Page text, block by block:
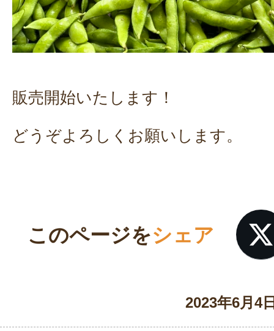
販売開始いたします！
どうぞよろしくお願いします。
このページをシェア
2023年6月4